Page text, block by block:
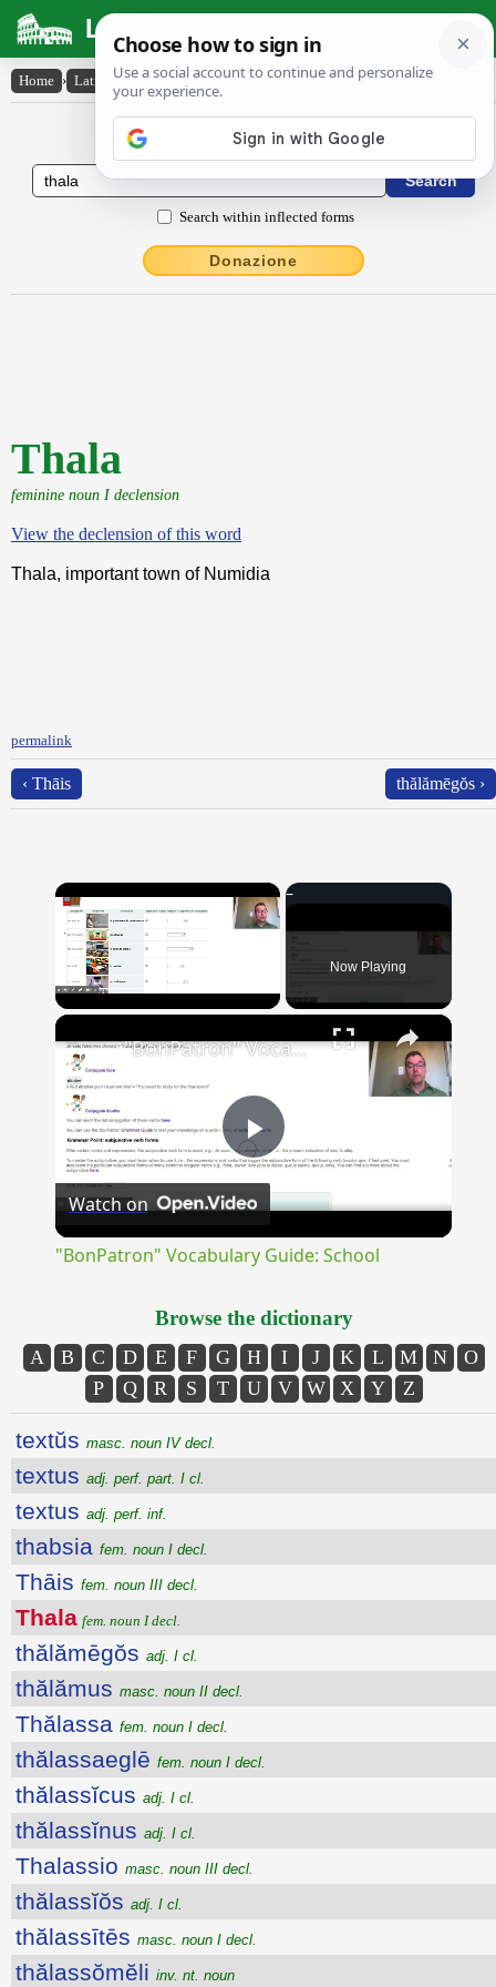
Latin Dictionary
Home › Latin-English › Thala
Latin to English Dictionary
Search within inflected forms
Donazione
Thala
feminine noun I declension
View the declension of this word
Thala, important town of Numidia
permalink
‹ Thāis thălămēgŏs ›
×
Now Playing
×
Play
"BonPatron" Vocabulary Guide: School
Watch on
"BonPatron" Vocabulary Guide: School
Browse the dictionary
A B C D E F G H I J K L M N
O
P
Q R S T U V W X Y Z
textŭs masc. noun IV decl.
textus adj. perf. part. I cl.
textus adj. perf. inf.
thabsia fem. noun I decl.
Thāis fem. noun III decl.
Thala fem. noun I decl.
thălămēgŏs adj. I cl.
thălămus masc. noun II decl.
Thălassa fem. noun I decl.
thălassaeglē fem. noun I decl.
thălassĭcus adj. I cl.
thălassĭnus adj. I cl.
Thalassio masc. noun III decl.
thălassĭŏs adj. I cl.
thălassītēs masc. noun I decl.
thălassŏmĕli inv. nt. noun